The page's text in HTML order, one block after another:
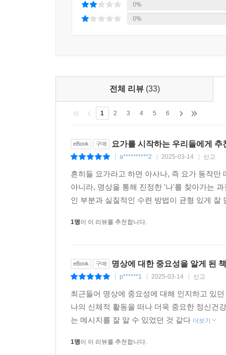
0%
0%
전체 리뷰 (33)
1 2 3 4 5 6
eBook 구매 요가를 시작하는 우리들에게 추
a**********2 2025-03-14 신고
흔히들 요가라고 하면 아사나, 즉 요가 동작
아니라, 명상을 통해 진정한 '나'를 찾아가는
인 부분과 실질적인 수련 방법이 균형 있게
1명이 이 리뷰를 추천합니다.
eBook 구매 명상에 대한 중요성을 알게 된 책
p******1 2025-03-14 신고
최근들어 명상에 중요성에 대해 인지하고 있
나의 신체적 활동을 떠나 더욱 중요한 정신건
는 메시지를 잘 알 수 있었던 것 같다 더보기
1명이 이 리뷰를 추천합니다.